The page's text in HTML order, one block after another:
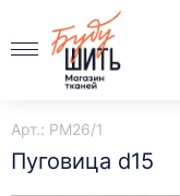
Арт.: PM26/1
Пуговица d15